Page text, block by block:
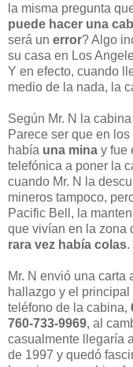
la misma pregunta
puede hacer una
será un error? Algo
su casa en Los
Y en efecto, cuando
medio de la nada, la
Según Mr. N la
Parece ser que en
había una mina y fue
telefónica a poner la
cuando Mr. N la
mineros tampoco,
Pacific Bell, la
que vivían en la zona
rara vez había colas.
Mr. N envió una carta
hallazgo y el
teléfono de la cabina,
760-733-9969, al
casualmente llegaría
de 1997 y quedó